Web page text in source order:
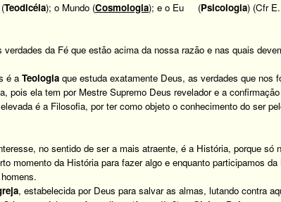
Teodicéia); o Mundo (Cosmologia); e o Eu (Psicologia) (Cfr
da Fé que estão acima da nossa razão e nas quais
é aTeologia que estuda exatamente Deus, as verdades que nos
pois ela tem por Mestre Supremo Deus revelador e a
é a Filosofia, por ter como objeto o conhecimento do ser
no sentido de ser a mais atraente, é a História, porque só
momento da História para fazer algo e enquanto participamos
, estabelecida por Deus para salvar as almas, lutando contra